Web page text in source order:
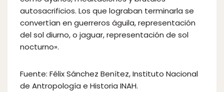
autosacrificios. Los que lograban terminarla se
convertían en guerreros águila, representación
del sol diurno, o jaguar, representación de sol
nocturno».
Fuente: Félix Sánchez Benítez, Instituto Nacional
de Antropología e Historia INAH.